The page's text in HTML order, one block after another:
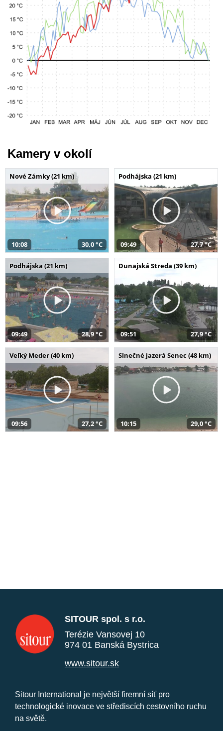
Kamery v okolí
Nové Zámky (21 km)
10:08 30,0 °C
Podhájska (21 km)
09:49 27,7 °C
Podhájska (21 km)
09:49 28,9 °C
Dunajská Streda (39 km)
09:51 27,9 °C
Veľký Meder (40 km)
09:56 27,2 °C
Slnečné jazerá Senec (48 km)
10:15 29,0 °C
SITOUR spol. s r.o.
Terézie Vansovej 10
974 01 Banská Bystrica
www.sitour.sk
Sitour International je největší firemní síť pro
technologické inovace ve střediscích cestovního ruchu
na světě.